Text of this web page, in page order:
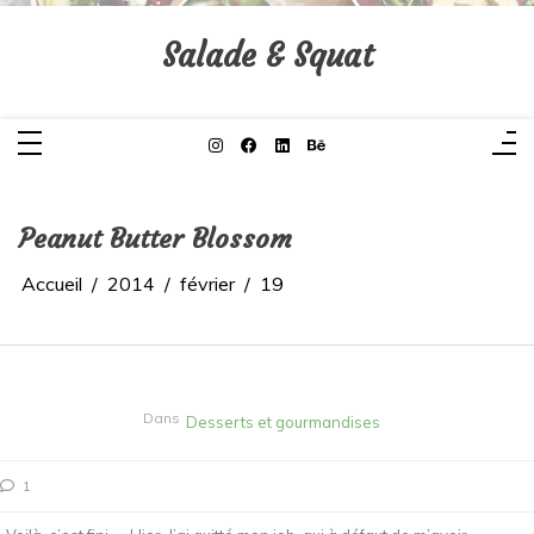
Aller
Salade & Squat
Peanut Butter Blossom
Accueil 2014 février 19
Dans Desserts et gourmandises
1